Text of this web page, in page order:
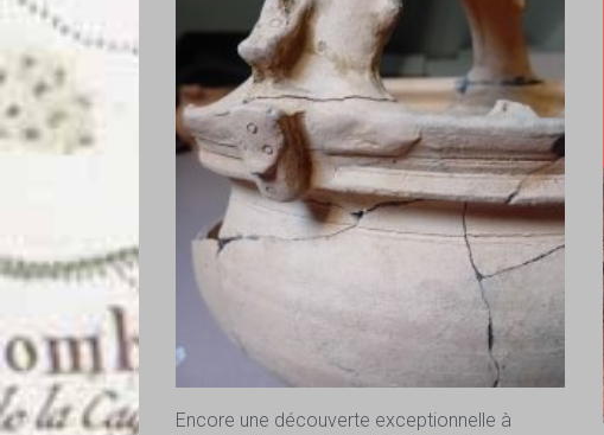
Encore une découverte exceptionnelle à